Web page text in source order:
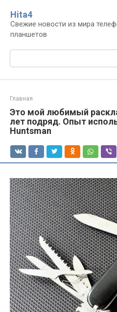
контенту
Нita4
Свежие новости из мира
планшетов
Поиск:
Главная
Это мой любимый
лет подряд. Опыт
Huntsman